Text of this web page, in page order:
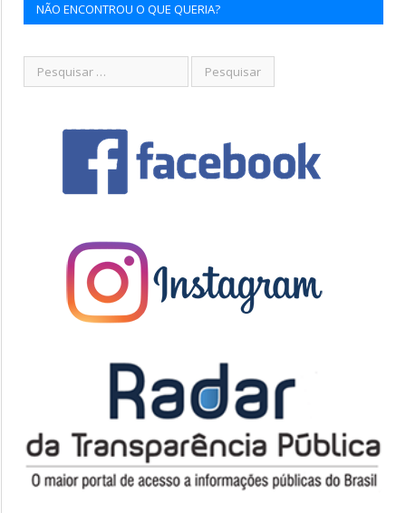
NÃO ENCONTROU O QUE QUERIA?